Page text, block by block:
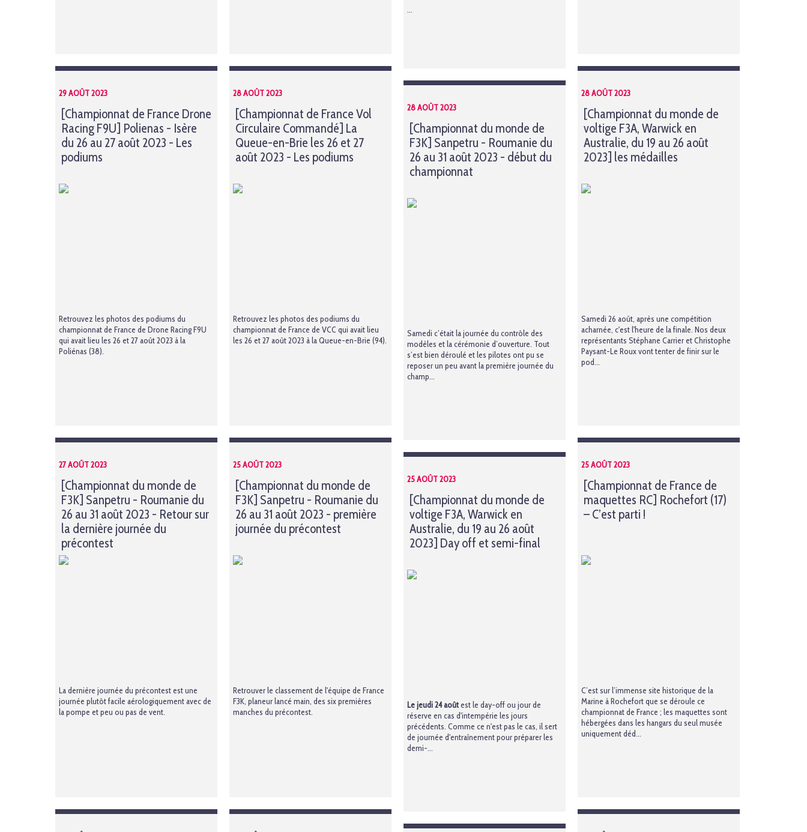
...
29 AOÛT 2023
[Championnat de France Drone
Racing F9U] Polienas - Isère
du 26 au 27 août 2023 - Les
podiums
Retrouvez les photos des podiums du
championnat de France de Drone Racing F9U
qui avait lieu les 26 et 27 août 2023 à la
Poliénas (38).
28 AOÛT 2023
[Championnat de France Vol
Circulaire Commandé] La
Queue-en-Brie les 26 et 27
août 2023 - Les podiums
Retrouvez les photos des podiums du
championnat de France de VCC qui avait lieu
les 26 et 27 août 2023 à la Queue-en-Brie (94).
28 AOÛT 2023
[Championnat du monde de
voltige F3A, Warwick en
Australie, du 19 au 26 août
2023] les médailles
Samedi 26 août, après une compétition
acharnée, c'est l'heure de la finale. Nos deux
représentants Stéphane Carrier et Christophe
Paysant-Le Roux vont tenter de finir sur le
pod...
28 AOÛT 2023
[Championnat du monde de
F3K] Sanpetru - Roumanie du
26 au 31 août 2023 - début du
championnat
Samedi c’était la journée du contrôle des
modèles et la cérémonie d’ouverture. Tout
s’est bien déroulé et les pilotes ont pu se
reposer un peu avant la première journée du
champ...
27 AOÛT 2023
[Championnat du monde de
F3K] Sanpetru - Roumanie du
26 au 31 août 2023 - Retour sur
la dernière journée du
précontest
La dernière journée du précontest est une
journée plutôt facile aérologiquement avec de
la pompe et peu ou pas de vent.
25 AOÛT 2023
[Championnat du monde de
F3K] Sanpetru - Roumanie du
26 au 31 août 2023 - première
journée du précontest
Retrouver le classement de l'équipe de France
F3K, planeur lancé main, des six premières
manches du précontest.
25 AOÛT 2023
[Championnat de France de
maquettes RC] Rochefort (17)
– C’est parti !
C’est sur l’immense site historique de la
Marine à Rochefort que se déroule ce
championnat de France ; les maquettes sont
hébergées dans les hangars du seul musée
uniquement déd...
25 AOÛT 2023
[Championnat du monde de
voltige F3A, Warwick en
Australie, du 19 au 26 août
2023] Day off et semi-final
Le jeudi 24 aoûtest le day-off ou jour de
réserve en cas d'intempérie les jours
précédents. Comme ce n'est pas le cas, il sert
de journée d'entraînement pour préparer les
demi-...